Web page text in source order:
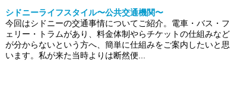
シドニーライフスタイル〜公共交通機関〜
今回はシドニーの交通事情についてご紹介。電車・バス・フ
ェリー・トラムがあり、料金体制やらチケットの仕組みなど
が分からないという方へ、簡単に仕組みをご案内したいと思
います。私が来た当時よりは断然便...